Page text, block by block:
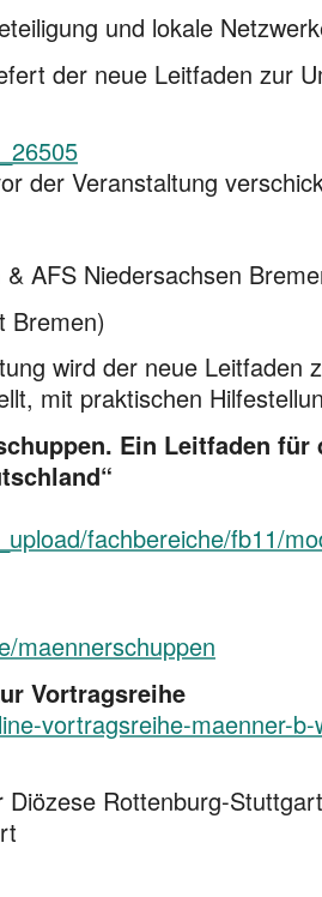
und lokale
der neue Leitfaden zur
der Veranstaltung
AFS Niedersachsen
Bremen)
wird der neue Leitfaden
mit praktischen
Ein Leitfaden
fachbereiche/fb11/
maennerschuppen
Vortragsreihe
vortragsreihe-maenner-b-
Rottenburg-